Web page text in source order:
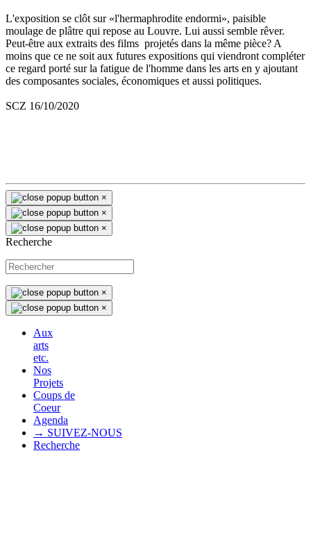
L'exposition se clôt sur «l'hermaphrodite endormi», paisible
moulage de plâtre qui repose au Louvre. Lui aussi semble rêver.
Peut-être aux extraits des films projetés dans la même pièce? A
moins que ce ne soit aux futures expositions qui viendront compléter
ce regard porté sur la fatigue de l'homme dans les arts en y ajoutant
des composantes sociales, économiques et aussi politiques.
SCZ 16/10/2020
×
×
×
Recherche
×
×
Aux
arts
etc.
Nos
Projets
Coups de
Coeur
Agenda
→ SUIVEZ-NOUS
Recherche